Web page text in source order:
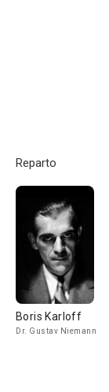
Reparto
Boris Karloff
Dr. Gustav Niemann